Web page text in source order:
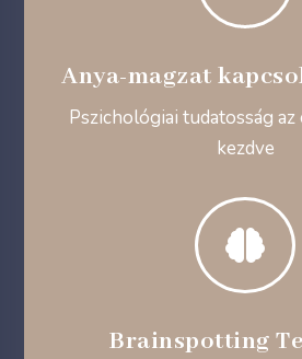
Anya-magzat
Pszichológiai tudatosság
kezdve

Brainspotting